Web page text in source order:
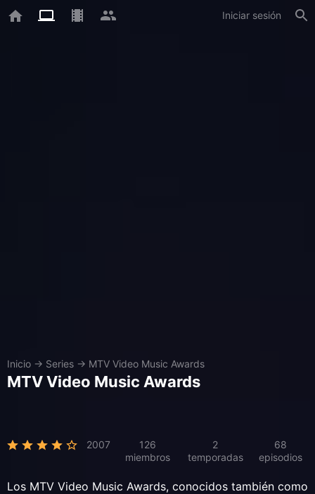
Iniciar sesión
Inicio → Series → MTV Video Music Awards
MTV Video Music Awards
2007
126
miembros
2
temporadas
68
episodios
Los MTV Video Music Awards, conocidos también como